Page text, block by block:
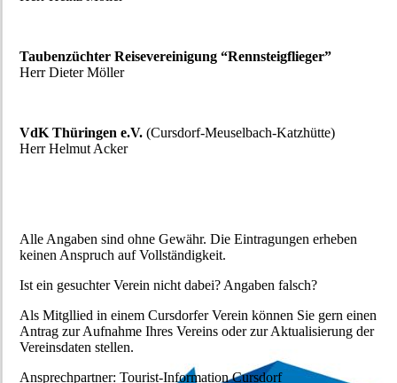
Taubenzüchter Reisevereinigung “Rennsteigflieger”
Herr Dieter Möller
VdK Thüringen e.V. (Cursdorf-Meuselbach-Katzhütte)
Herr Helmut Acker
Alle Angaben sind ohne Gewähr. Die Eintragungen erheben
keinen Anspruch auf Vollständigkeit.
Ist ein gesuchter Verein nicht dabei? Angaben falsch?
Als Mitgllied in einem Cursdorfer Verein können Sie gern einen
Antrag zur Aufnahme Ihres Vereins oder zur Aktualisierung der
Vereinsdaten stellen.
Ansprechpartner: Tourist-Information Cursdorf